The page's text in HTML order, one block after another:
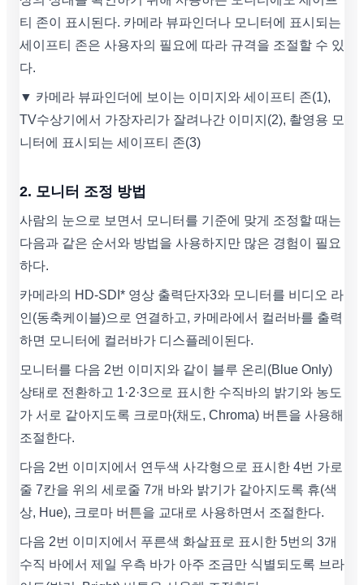
티 존이 표시된다. 카메라 뷰파인더나 모니터에 표시되는
세이프티 존은 사용자의 필요에 따라 규격을 조절할 수 있
다.
▼ 카메라 뷰파인더에 보이는 이미지와 세이프티 존(1),
TV수상기에서 가장자리가 잘려나간 이미지(2), 촬영용 모
니터에 표시되는 세이프티 존(3)
2. 모니터 조정 방법
사람의 눈으로 보면서 모니터를 기준에 맞게 조정할 때는
다음과 같은 순서와 방법을 사용하지만 많은 경험이 필요
하다.
카메라의 HD-SDI* 영상 출력단자3와 모니터를 비디오 라
인(동축케이블)으로 연결하고, 카메라에서 컬러바를 출력
하면 모니터에 컬러바가 디스플레이된다.
모니터를 다음 2번 이미지와 같이 블루 온리(Blue Only)
상태로 전환하고 1·2·3으로 표시한 수직바의 밝기와 농도
가 서로 같아지도록 크로마(채도, Chroma) 버튼을 사용해
조절한다.
다음 2번 이미지에서 연두색 사각형으로 표시한 4번 가로
줄 7칸을 위의 세로줄 7개 바와 밝기가 같아지도록 휴(색
상, Hue), 크로마 버튼을 교대로 사용하면서 조절한다.
다음 2번 이미지에서 푸른색 화살표로 표시한 5번의 3개
수직 바에서 제일 우측 바가 아주 조금만 식별되도록 브라